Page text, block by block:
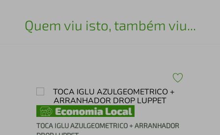
Quem viu isto, também viu...
TOCA IGLU AZULGEOMETRICO + ARRANHADOR